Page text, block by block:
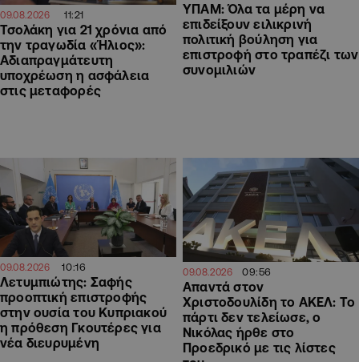
09.08.2026 11:21
Τσολάκη για 21 χρόνια από
την τραγωδία «Ήλιος»:
Αδιαπραγμάτευτη
υποχρέωση η ασφάλεια
στις μεταφορές
ΥΠΑΜ: Όλα τα μέρη να
επιδείξουν ειλικρινή
πολιτική βούληση για
επιστροφή στο τραπέζι των
συνομιλιών
09.08.2026 10:16
Λετυμπιώτης: Σαφής
προοπτική επιστροφής
στην ουσία του Κυπριακού
η πρόθεση Γκουτέρες για
νέα διευρυμένη
09.08.2026 09:56
Απαντά στον
Χριστοδουλίδη το ΑΚΕΛ: Το
πάρτι δεν τελείωσε, ο
Νικόλας ήρθε στο
Προεδρικό με τις λίστες